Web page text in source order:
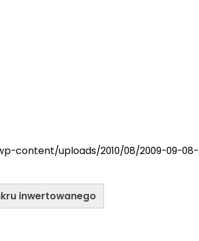
content/uploads/2010/08/2009-09-
inwertowanego